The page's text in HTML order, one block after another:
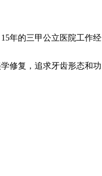
年的三甲公立医院工作经
修复，追求牙齿形态和功